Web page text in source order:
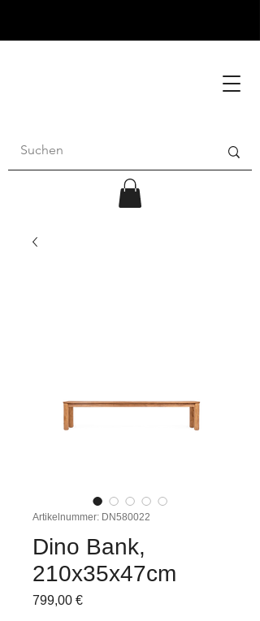
Artikelnummer: DN580022
Dino Bank,
210x35x47cm
799,00 €Preis